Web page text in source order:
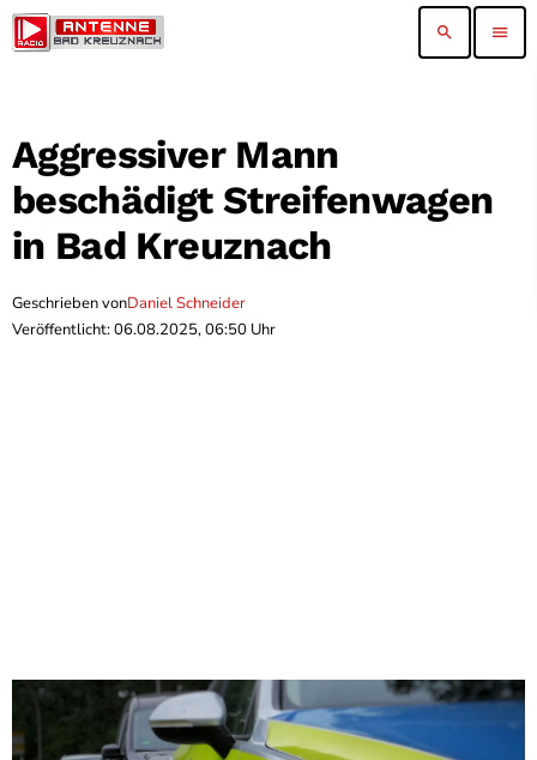
search menu
Aggressiver Mann
beschädigt Streifenwagen
in Bad Kreuznach
Geschrieben vonDaniel Schneider
Veröffentlicht: 06.08.2025, 06:50 Uhr